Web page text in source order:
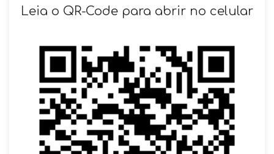
Leia o QR-Code para abrir no celular